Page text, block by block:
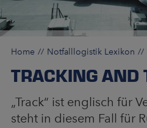
Home Notfalllogistik Lexikon
TRACKING AND
„Track“ ist englisch für
steht in diesem Fall für